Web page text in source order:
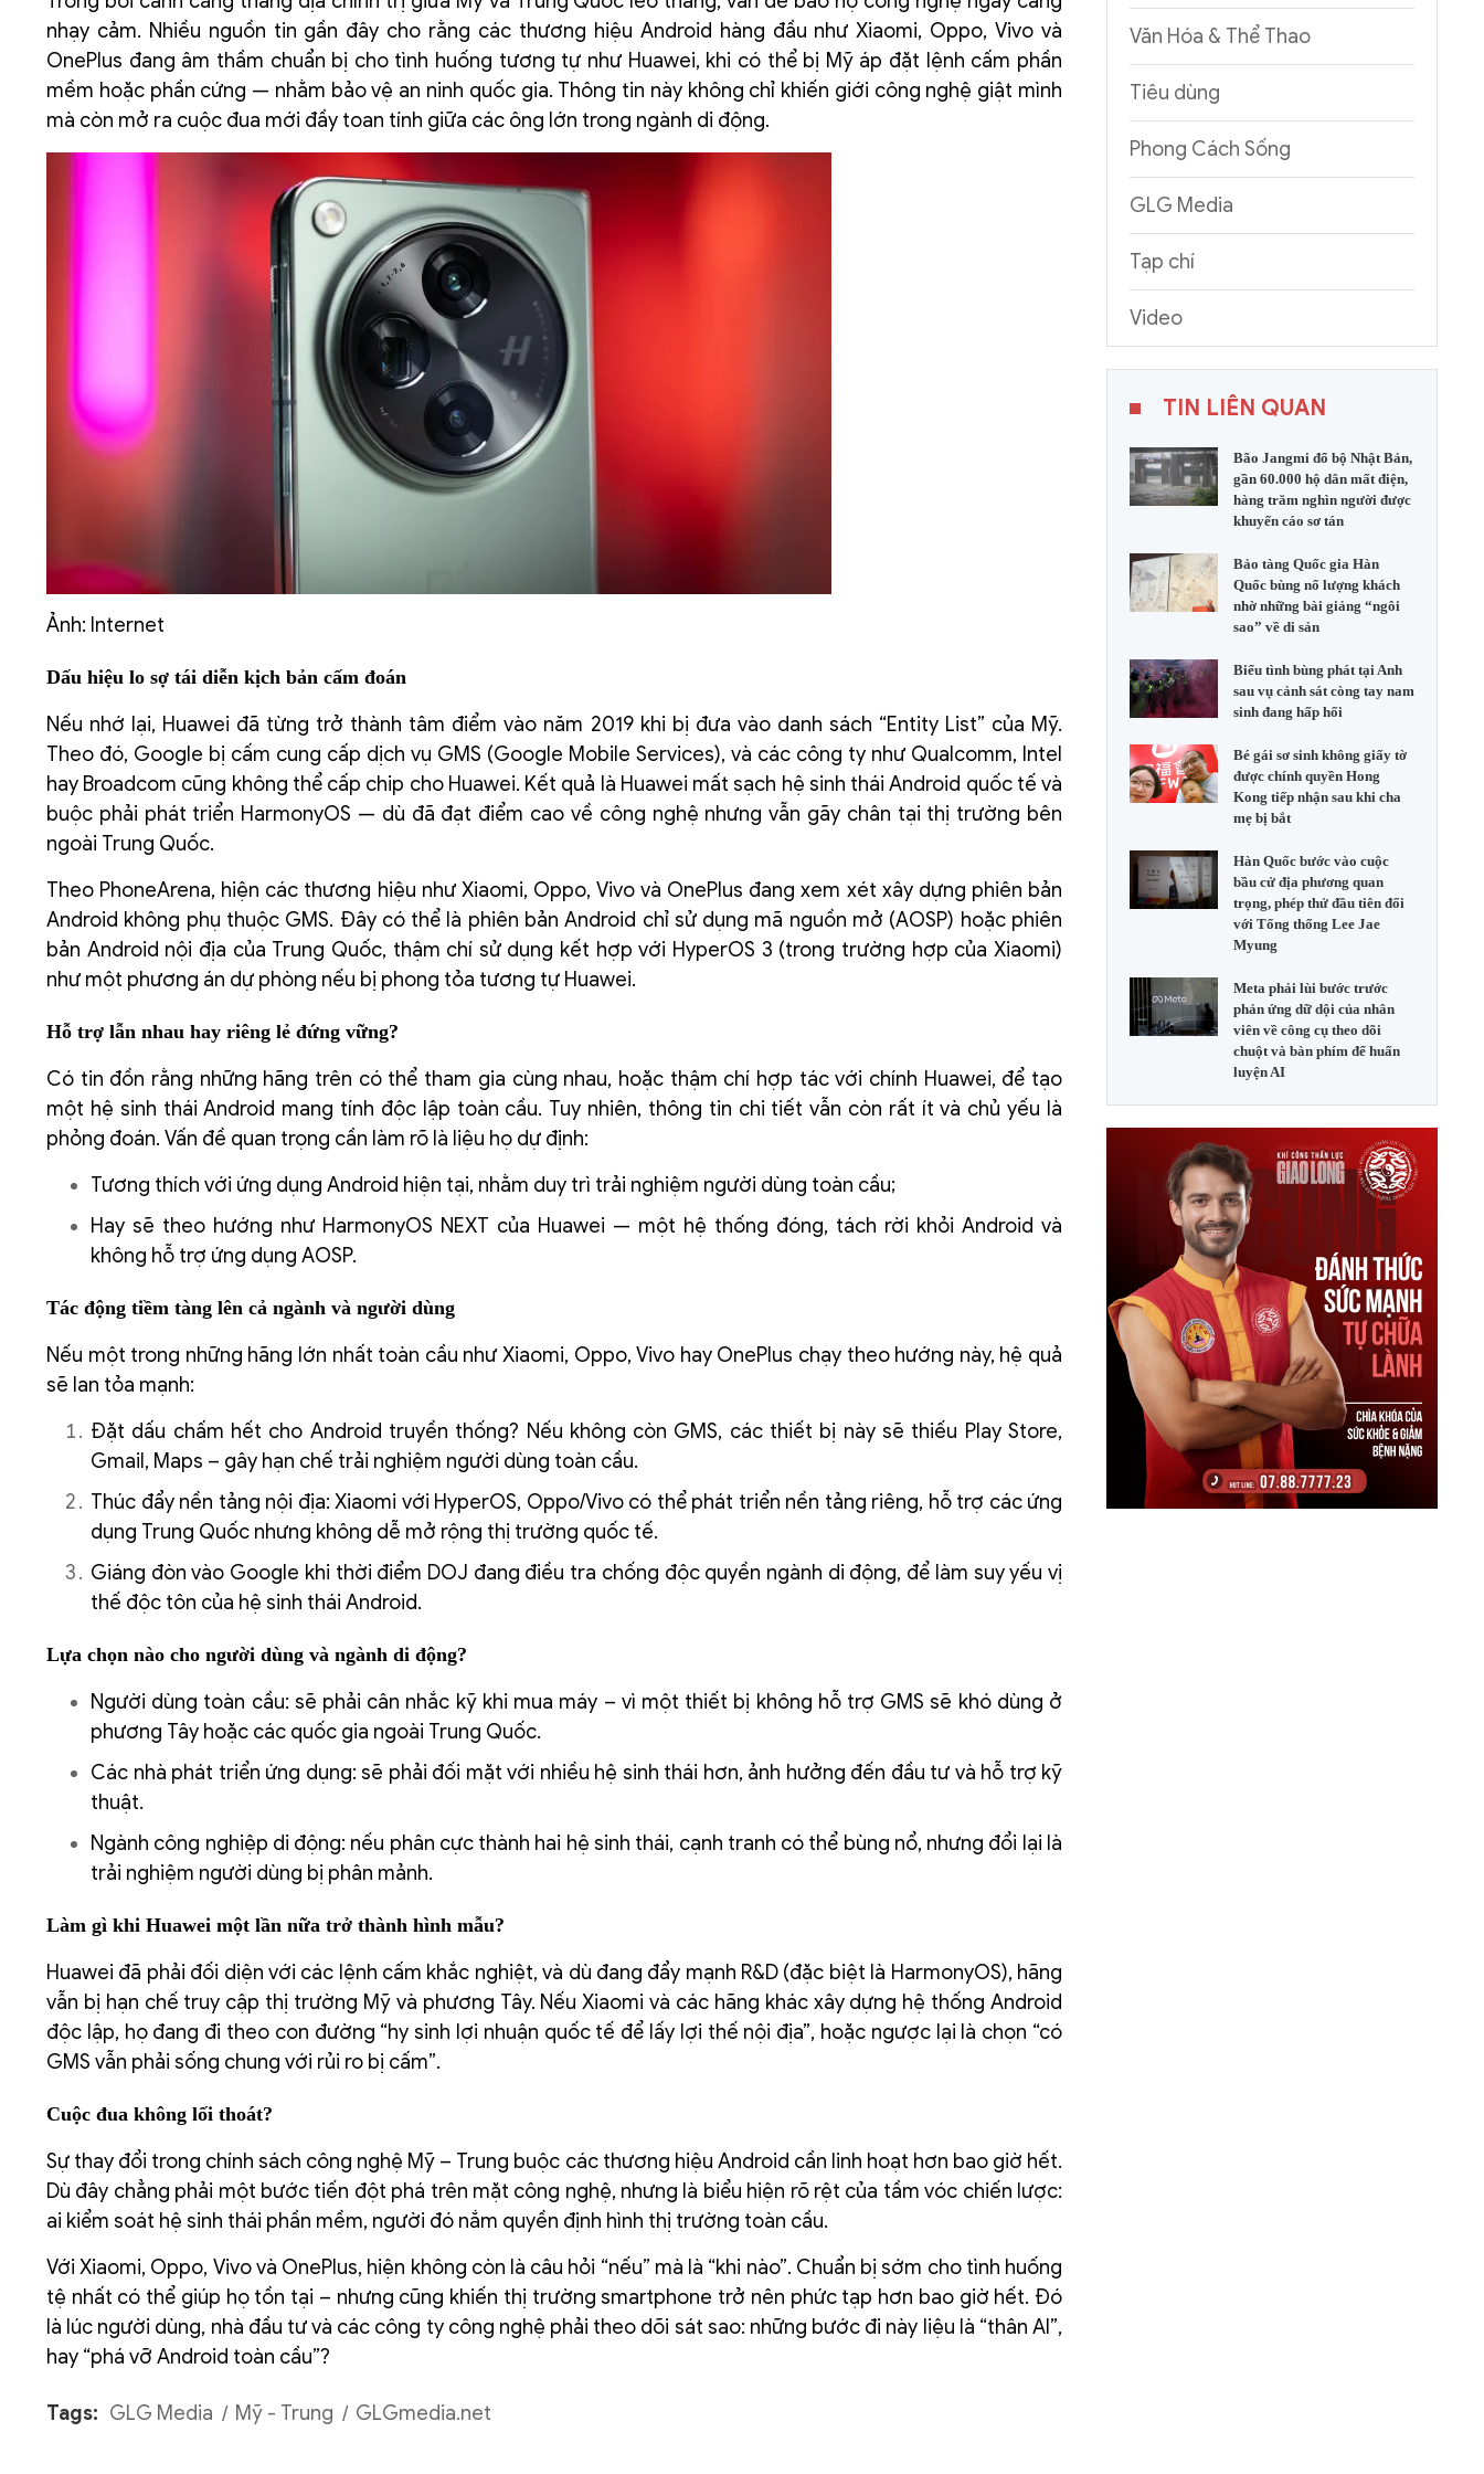
nhạy cảm. Nhiều nguồn tin gần đây cho rằng các thương hiệu Android hàng đầu như Xiaomi, Oppo, Vivo và
OnePlus đang âm thầm chuẩn bị cho tình huống tương tự như Huawei, khi có thể bị Mỹ áp đặt lệnh cấm phần
mềm hoặc phần cứng — nhằm bảo vệ an ninh quốc gia. Thông tin này không chỉ khiến giới công nghệ giật mình
mà còn mở ra cuộc đua mới đầy toan tính giữa các ông lớn trong ngành di động.
Ảnh: Internet
Dấu hiệu lo sợ tái diễn kịch bản cấm đoán
Nếu nhớ lại, Huawei đã từng trở thành tâm điểm vào năm 2019 khi bị đưa vào danh sách “Entity List” của Mỹ.
Theo đó, Google bị cấm cung cấp dịch vụ GMS (Google Mobile Services), và các công ty như Qualcomm, Intel
hay Broadcom cũng không thể cấp chip cho Huawei. Kết quả là Huawei mất sạch hệ sinh thái Android quốc tế và
buộc phải phát triển HarmonyOS — dù đã đạt điểm cao về công nghệ nhưng vẫn gãy chân tại thị trường bên
ngoài Trung Quốc.
Theo PhoneArena, hiện các thương hiệu như Xiaomi, Oppo, Vivo và OnePlus đang xem xét xây dựng phiên bản
Android không phụ thuộc GMS. Đây có thể là phiên bản Android chỉ sử dụng mã nguồn mở (AOSP) hoặc phiên
bản Android nội địa của Trung Quốc, thậm chí sử dụng kết hợp với HyperOS 3 (trong trường hợp của Xiaomi)
như một phương án dự phòng nếu bị phong tỏa tương tự Huawei.
Hỗ trợ lẫn nhau hay riêng lẻ đứng vững?
Có tin đồn rằng những hãng trên có thể tham gia cùng nhau, hoặc thậm chí hợp tác với chính Huawei, để tạo
một hệ sinh thái Android mang tính độc lập toàn cầu. Tuy nhiên, thông tin chi tiết vẫn còn rất ít và chủ yếu là
phỏng đoán. Vấn đề quan trọng cần làm rõ là liệu họ dự định:
Tương thích với ứng dụng Android hiện tại, nhằm duy trì trải nghiệm người dùng toàn cầu;
Hay sẽ theo hướng như HarmonyOS NEXT của Huawei — một hệ thống đóng, tách rời khỏi Android và
không hỗ trợ ứng dụng AOSP.
Tác động tiềm tàng lên cả ngành và người dùng
Nếu một trong những hãng lớn nhất toàn cầu như Xiaomi, Oppo, Vivo hay OnePlus chạy theo hướng này, hệ quả
sẽ lan tỏa mạnh:
Đặt dấu chấm hết cho Android truyền thống? Nếu không còn GMS, các thiết bị này sẽ thiếu Play Store,
Gmail, Maps – gây hạn chế trải nghiệm người dùng toàn cầu.
Thúc đẩy nền tảng nội địa: Xiaomi với HyperOS, Oppo/Vivo có thể phát triển nền tảng riêng, hỗ trợ các ứng
dụng Trung Quốc nhưng không dễ mở rộng thị trường quốc tế.
Giáng đòn vào Google khi thời điểm DOJ đang điều tra chống độc quyền ngành di động, để làm suy yếu vị
thế độc tôn của hệ sinh thái Android.
Lựa chọn nào cho người dùng và ngành di động?
Người dùng toàn cầu: sẽ phải cân nhắc kỹ khi mua máy – vì một thiết bị không hỗ trợ GMS sẽ khó dùng ở
phương Tây hoặc các quốc gia ngoài Trung Quốc.
Các nhà phát triển ứng dụng: sẽ phải đối mặt với nhiều hệ sinh thái hơn, ảnh hưởng đến đầu tư và hỗ trợ kỹ
thuật.
Ngành công nghiệp di động: nếu phân cực thành hai hệ sinh thái, cạnh tranh có thể bùng nổ, nhưng đổi lại là
trải nghiệm người dùng bị phân mảnh.
Làm gì khi Huawei một lần nữa trở thành hình mẫu?
Huawei đã phải đối diện với các lệnh cấm khắc nghiệt, và dù đang đẩy mạnh R&D (đặc biệt là HarmonyOS), hãng
vẫn bị hạn chế truy cập thị trường Mỹ và phương Tây. Nếu Xiaomi và các hãng khác xây dựng hệ thống Android
độc lập, họ đang đi theo con đường “hy sinh lợi nhuận quốc tế để lấy lợi thế nội địa”, hoặc ngược lại là chọn “có
GMS vẫn phải sống chung với rủi ro bị cấm”.
Cuộc đua không lối thoát?
Sự thay đổi trong chính sách công nghệ Mỹ – Trung buộc các thương hiệu Android cần linh hoạt hơn bao giờ hết.
Dù đây chẳng phải một bước tiến đột phá trên mặt công nghệ, nhưng là biểu hiện rõ rệt của tầm vóc chiến lược:
ai kiểm soát hệ sinh thái phần mềm, người đó nắm quyền định hình thị trường toàn cầu.
Với Xiaomi, Oppo, Vivo và OnePlus, hiện không còn là câu hỏi “nếu” mà là “khi nào”. Chuẩn bị sớm cho tình huống
tệ nhất có thể giúp họ tồn tại – nhưng cũng khiến thị trường smartphone trở nên phức tạp hơn bao giờ hết. Đó
là lúc người dùng, nhà đầu tư và các công ty công nghệ phải theo dõi sát sao: những bước đi này liệu là “thân AI”,
hay “phá vỡ Android toàn cầu”?
Tags: GLG Media Mỹ - Trung GLGmedia.net
Văn Hóa & Thể Thao
Tiêu dùng
Phong Cách Sống
GLG Media
Tạp chí
Video
TIN LIÊN QUAN
Bão Jangmi đổ bộ Nhật Bản,
gần 60.000 hộ dân mất điện,
hàng trăm nghìn người được
khuyến cáo sơ tán
Bảo tàng Quốc gia Hàn
Quốc bùng nổ lượng khách
nhờ những bài giảng “ngôi
sao” về di sản
Biểu tình bùng phát tại Anh
sau vụ cảnh sát còng tay nam
sinh đang hấp hối
Bé gái sơ sinh không giấy tờ
được chính quyền Hong
Kong tiếp nhận sau khi cha
mẹ bị bắt
Hàn Quốc bước vào cuộc
bầu cử địa phương quan
trọng, phép thử đầu tiên đối
với Tổng thống Lee Jae
Myung
Meta phải lùi bước trước
phản ứng dữ dội của nhân
viên về công cụ theo dõi
chuột và bàn phím để huấn
luyện AI